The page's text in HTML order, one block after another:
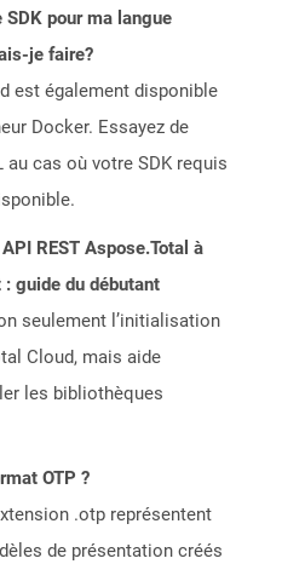
pour ma langue
je faire?
est également disponible
Docker. Essayez de
au cas où votre SDK requis
REST Aspose.Total à
: guide du débutant
seulement l’initialisation
Cloud, mais aide
les bibliothèques
OTP ?
.otp représentent
de présentation créés